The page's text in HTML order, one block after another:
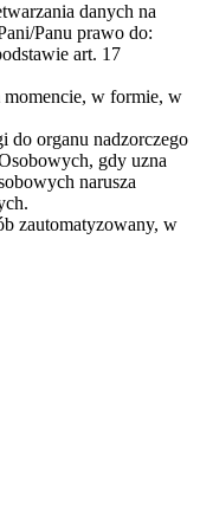
danych na
Panu prawo do:
art. 17
w formie, w
do organu nadzorczego
gdy uzna
narusza
zautomatyzowany, w